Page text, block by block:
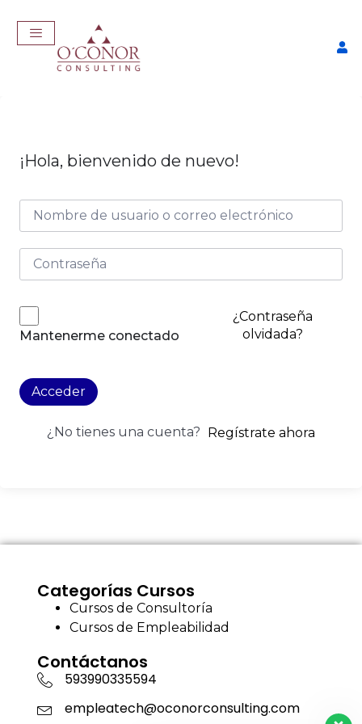
¡Hola, bienvenido de nuevo!
Mantenerme conectado
¿Contraseña
olvidada?
Acceder
¿No tienes una cuenta? Regístrate ahora
Categorías Cursos
Cursos de Consultoría
Cursos de Empleabilidad
Contáctanos
593990335594
empleatech@oconorconsulting.com